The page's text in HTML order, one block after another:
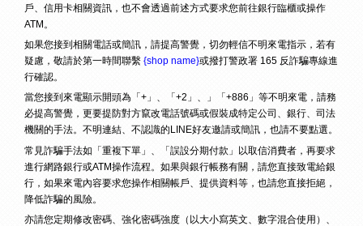
戶、信用卡相關資訊，也不會透過前述方式要求您前往銀行臨櫃或操作
ATM。
如果您接到相關電話或簡訊，請提高警覺，切勿輕信不明來電指示，若有
疑慮，敬請於第一時間聯繫 {shop name}或撥打警政署 165 反詐騙專線進
行確認。
當您接到來電顯示開頭為「+」、「+2」、」「+886」等不明來電，請務
必提高警覺，更要提防對方竄改電話號碼或假裝成特定公司、銀行、司法
機關的手法。不明連結、不認識的LINE好友邀請或簡訊，也請不要點選。
常見詐騙手法如「重複下單」、「誤設分期付款」以取信消費者，再要求
進行網路銀行或ATM操作流程。如果與銀行帳務有關，請您直接致電給銀
行，如果來電內容要求您操作相關帳戶、提供資料等，也請您直接拒絕，
降低詐騙的風險。
亦請您定期修改密碼、強化密碼強度（以大小寫英文、數字混合使用）、